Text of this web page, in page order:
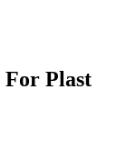
For Plast